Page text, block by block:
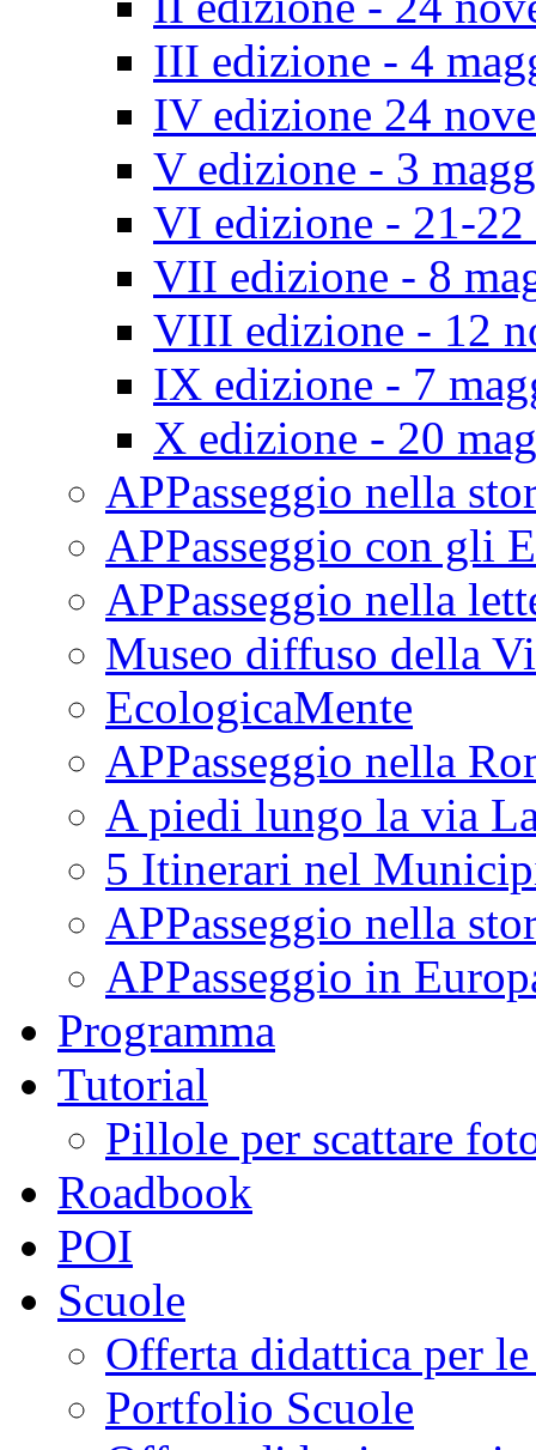
III edizione - 4
IV edizione 24
V edizione - 3
VI edizione - 21-22
VII edizione - 8
VIII edizione - 12
IX edizione - 7
X edizione - 20
APPasseggio nella
APPasseggio con gli
APPasseggio nella
Museo diffuso della
EcologicaMente
APPasseggio nella
A piedi lungo la via
5 Itinerari nel
APPasseggio nella
APPasseggio in
Programma
Tutorial
Pillole per scattare
Roadbook
POI
Scuole
Offerta didattica per
Portfolio Scuole